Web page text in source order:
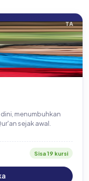
TA
menumbuhkan
sejak awal.
Sisa 19 kursi